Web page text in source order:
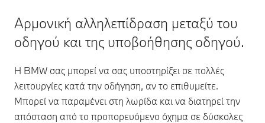
Αρμονική αλληλεπίδραση μεταξύ του
οδηγού και της υποβοήθησης οδηγού.
Η BMW σας μπορεί να σας υποστηρίξει σε πολλές
λειτουργίες κατά την οδήγηση, αν το επιθυμείτε.
Μπορεί να παραμένει στη λωρίδα και να διατηρεί την
απόσταση από το προπορευόμενο όχημα σε δύσκολες